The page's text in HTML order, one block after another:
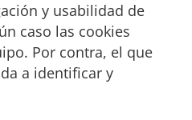
y usabilidad de
caso las cookies
Por contra, el que
a identificar y